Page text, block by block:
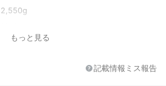
2,550g
18-8ステンレス
もっと見る
記載情報ミス報告